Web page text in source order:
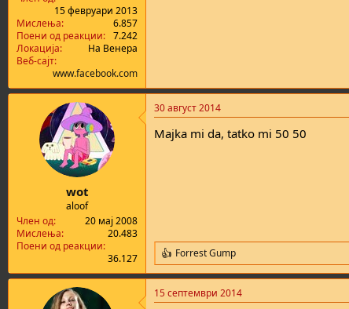
15 февруари 2013
Мислења
6.857
Поени од реакции
7.242
Локација
На Венера
Веб-сајт
www.facebook.com
wot
aloof
Член од
20 мај 2008
Мислења
20.483
Поени од реакции
36.127
30 август 2014
Majka mi da, tatko mi 50 50
R
e
a
c
Forrest Gump
15 септември 2014